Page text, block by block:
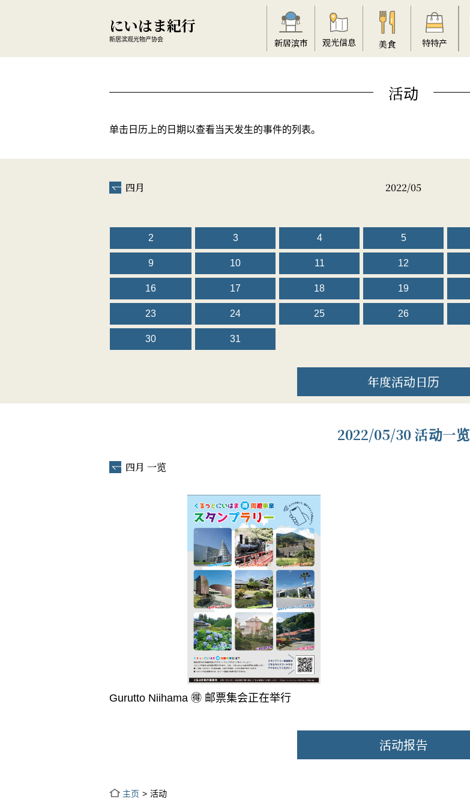
にいはま紀行
新居滨观光物产协会 新居滨市 观光信息 美食 特特产
活动
单击日历上的日期以查看当天发生的事件的列表。
四月 2022/05
2 3 4 5
9 10 11 12
16 17 18 19
23 24 25 26
30 31
年度活动日历
2022/05/30 活动一览
四月 一览
Gurutto Niihama 🉐 邮票集会正在举行
活动报告
主页 活动